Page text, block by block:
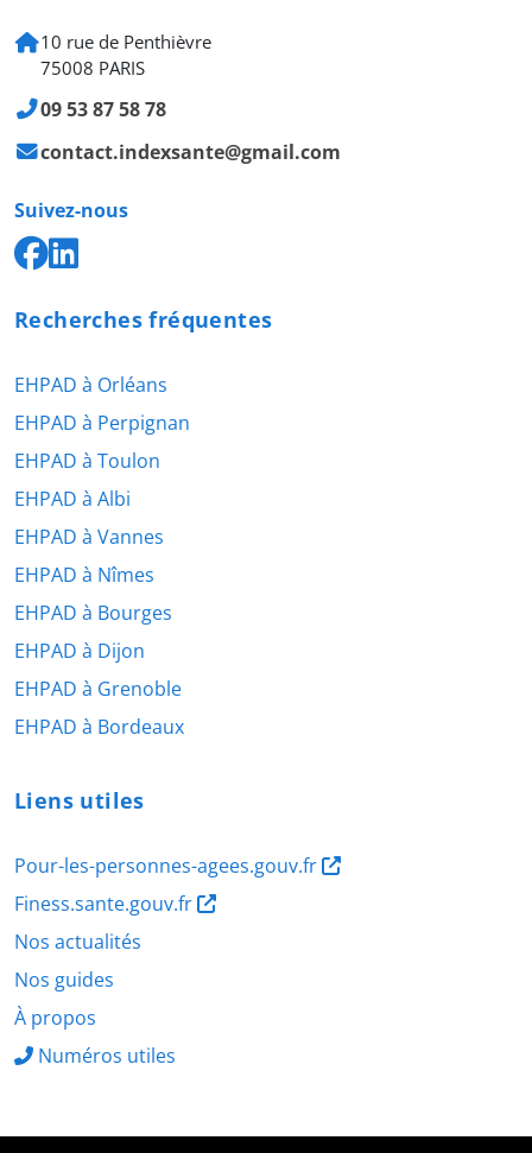
10 rue de Penthièvre
75008 PARIS
09 53 87 58 78
contact.indexsante@gmail.com
Suivez-nous
Recherches fréquentes
EHPAD à Orléans
EHPAD à Perpignan
EHPAD à Toulon
EHPAD à Albi
EHPAD à Vannes
EHPAD à Nîmes
EHPAD à Bourges
EHPAD à Dijon
EHPAD à Grenoble
EHPAD à Bordeaux
Liens utiles
Pour-les-personnes-agees.gouv.fr
Finess.sante.gouv.fr
Nos actualités
Nos guides
À propos
Numéros utiles